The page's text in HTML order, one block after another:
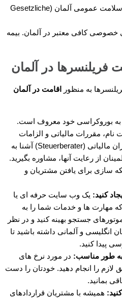
تایید درخواست برای بیمه سلامت عمومی آلمان (Gesetzliche
خصوصی کافی معتبر در آلمان. بیمه
فریلنسرها در آلمان
به منظور
اقامت در آلمان
به بوروکراسی خود معروف است.
نام، مقررات مالیاتی و الزامات
بیمه آماده باشید. از مشاوران مالیاتی (Steuerberater) آشنا به
از رعایت آنها، مشاوره بگیرید.
سازی برای یافتن مشتریان و
کنید: یک وب سایت حرفه ای یا
که مهارت ها و خدمات شما را به
جستجو بهینه کنید و در نظر
انگلیسی و آلمانی داشته باشید تا
پیدا کنید.
طور مناسب: در مورد نرخ های
لازم را انجام دهید. خودتان را دست
بمانید.
همیشه با مشتریان قراردادهای